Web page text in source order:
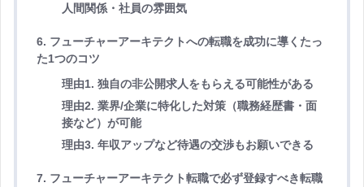
人間関係・社員の雰囲気
6. フューチャーアーキテクトへの転職を成功に導くたっ
た1つのコツ
理由1. 独自の非公開求人をもらえる可能性がある
理由2. 業界/企業に特化した対策（職務経歴書・面
接など）が可能
理由3. 年収アップなど待遇の交渉もお願いできる
7. フューチャーアーキテクト転職で必ず登録すべき転職